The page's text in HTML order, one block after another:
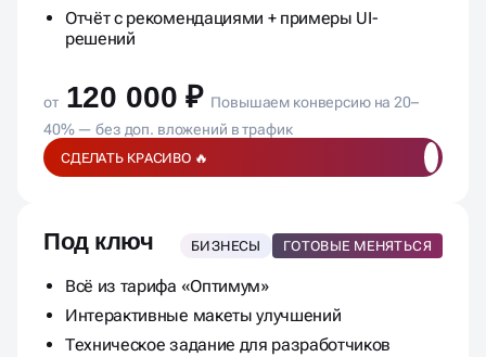
Отчёт с рекомендациями + примеры UI-
решений
от 120 000 ₽ Повышаем конверсию на 20–
40% — без доп. вложений в трафик
СДЕЛАТЬ КРАСИВО 🔥
Под ключ БИЗНЕСЫ ГОТОВЫЕ МЕНЯТЬСЯ
Всё из тарифа «Оптимум»
Интерактивные макеты улучшений
Техническое задание для разработчиков